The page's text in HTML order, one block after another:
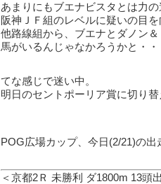
あまりにもブエナビスタとは力
阪神ＪＦ組のレベルに疑いの目
他路線組から、ブエナとダノン
馬がいるんじゃなかろうかと・・
てな感じで迷い中。
明日のセントポーリア賞に切り
POG広場カップ、今日(2/21)の
＜京都2Ｒ 未勝利 ダ1800m 13頭